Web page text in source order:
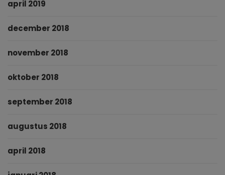
april 2019
december 2018
november 2018
oktober 2018
september 2018
augustus 2018
april 2018